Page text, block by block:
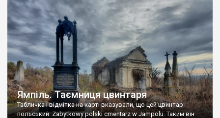
Ямпіль. Таємниця цвинтаря
Табличка і відмітка на карті вказували, що цей цвинтар
польський. Zabytkowy polski cmentarz w Jampolu. Таким він